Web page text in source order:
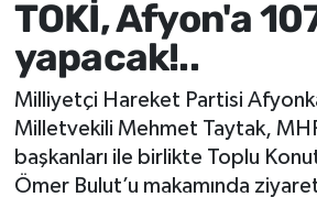
TOKİ, Afyon'a
yapacak!..
Milliyetçi Hareket Partisi
Milletvekili Mehmet Taytak,
başkanları ile birlikte Toplu
Ömer Bulut’u makamında
Sağlık
Eğitim
Sivil Toplum
Ekonomi